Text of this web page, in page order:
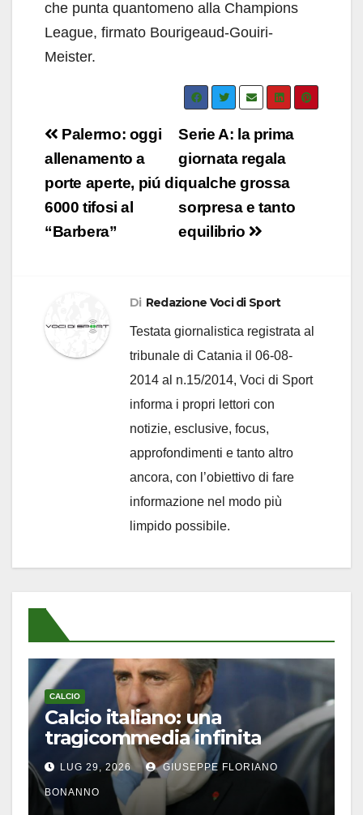
che punta quantomeno alla Champions
League, firmato Bourigeaud-Gouiri-
Meister.
Navigazione
articoli
Serie A: la prima
giornata regala
qualche grossa
sorpresa e tanto
equilibrio
Palermo: oggi
allenamento a
porte aperte, piú di
6000 tifosi al
“Barbera”
Di Redazione Voci di Sport
Testata giornalistica registrata al
tribunale di Catania il 06-08-
2014 al n.15/2014, Voci di Sport
informa i propri lettori con
notizie, esclusive, focus,
approfondimenti e tanto altro
ancora, con l’obiettivo di fare
informazione nel modo più
limpido possibile.
CALCIO
Calcio italiano: una
tragicommedia infinita
LUG 29, 2026 GIUSEPPE FLORIANO
BONANNO